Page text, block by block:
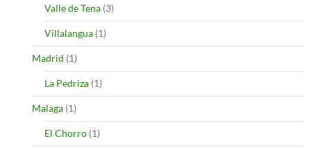
Valle de Tena (3)
Villalangua (1)
Madrid (1)
La Pedriza (1)
Malaga (1)
El Chorro (1)